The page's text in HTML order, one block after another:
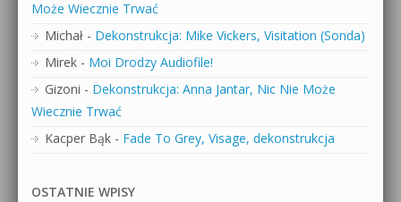
Może Wiecznie Trwać
Michał - Dekonstrukcja: Mike Vickers, Visitation (Sonda)
Mirek - Moi Drodzy Audiofile!
Gizoni - Dekonstrukcja: Anna Jantar, Nic Nie Może
Wiecznie Trwać
Kacper Bąk - Fade To Grey, Visage, dekonstrukcja
OSTATNIE WPISY